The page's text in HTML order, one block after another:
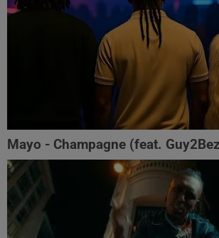
Mayo - Champagne (feat.